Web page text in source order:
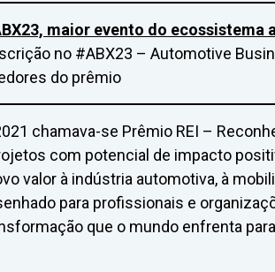
maior evento do
no #ABX23 – Automotive
do prêmio
chamava-se Prêmio REI –
com potencial de impacto
valor à indústria automotiva, à
para profissionais e
que o mundo enfrenta